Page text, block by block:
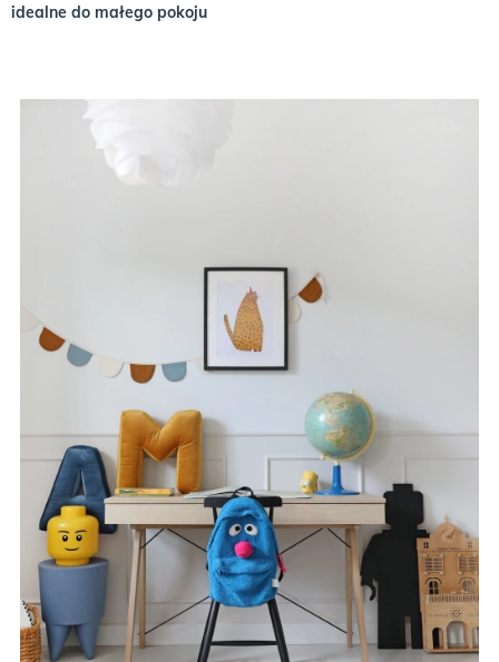
idealne do małego pokoju